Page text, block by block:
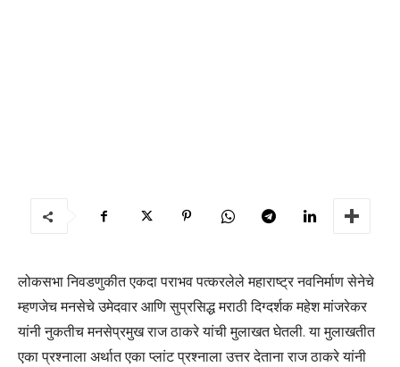
लोकसभा निवडणुकीत एकदा पराभव पत्करलेले महाराष्ट्र नवनिर्माण सेनेचे
म्हणजेच मनसेचे उमेदवार आणि सुप्रसिद्ध मराठी दिग्दर्शक महेश मांजरेकर
यांनी नुकतीच मनसेप्रमुख राज ठाकरे यांची मुलाखत घेतली. या मुलाखतीत
एका प्रश्नाला अर्थात एका प्लांट प्रश्नाला उत्तर देताना राज ठाकरे यांनी